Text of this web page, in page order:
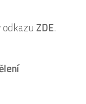
odkazu ZDE.